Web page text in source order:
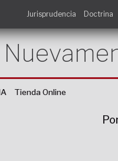
Jurisprudencia Doctrina
Tienda Online